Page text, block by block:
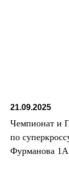
21.09.2025
Чемпионат и
по
Фурманова